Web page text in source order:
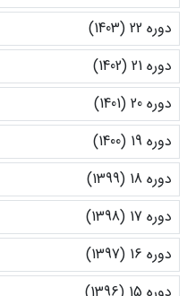
دوره 22 (1403)
دوره 21 (1402)
دوره 20 (1401)
دوره 19 (1400)
دوره 18 (1399)
دوره 17 (1398)
دوره 16 (1397)